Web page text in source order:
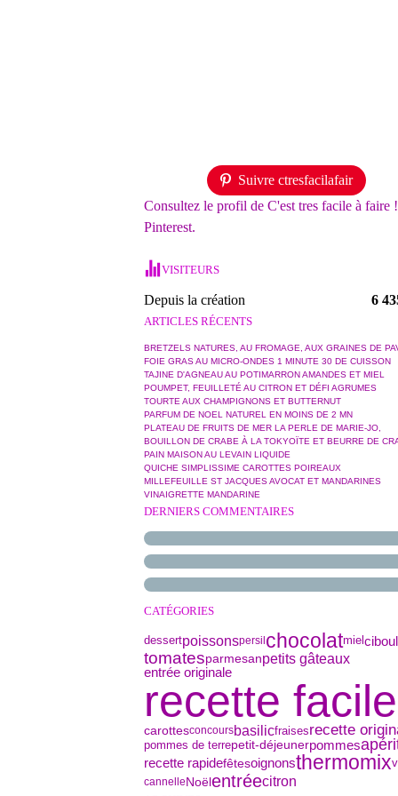
Suivre ctresfacilafair
Consultez le profil de C'est tres facile à faire
Pinterest.
VISITEURS
Depuis la création 6
ARTICLES RÉCENTS
BRETZELS NATURES, AU FROMAGE, AUX GRAINES DE
FOIE GRAS AU MICRO-ONDES 1 MINUTE 30 DE CUISSON
TAJINE D'AGNEAU AU POTIMARRON AMANDES ET MIEL
POUMPET, FEUILLETÉ AU CITRON ET DÉFI AGRUMES
TOURTE AUX CHAMPIGNONS ET BUTTERNUT
PARFUM DE NOEL NATUREL EN MOINS DE 2 MN
PLATEAU DE FRUITS DE MER LA PERLE DE MARIE-JO,
BOUILLON DE CRABE À LA TOKYOÏTE ET BEURRE DE
PAIN MAISON AU LEVAIN LIQUIDE
QUICHE SIMPLISSIME CAROTTES POIREAUX
MILLEFEUILLE ST JACQUES AVOCAT ET MANDARINES
VINAIGRETTE MANDARINE
DERNIERS COMMENTAIRES
CATÉGORIES
dessertpoissonspersil chocolatmiel
tomatesparmesanpetits gâteaux
entrée originale
recette facile
carottesconcoursbasilicfraisesrecette
pommes de terrepetit-déjeunerpommes
recette rapidefêtesoignonsthermomix
cannelleNoëlentréecitron